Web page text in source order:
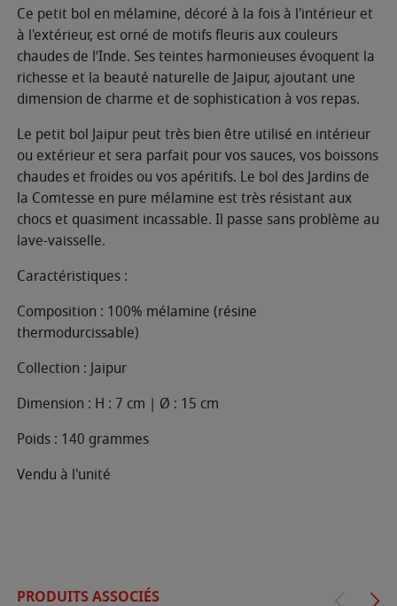
Ce petit bol en mélamine, décoré à la fois à l'intérieur et
à l'extérieur, est orné de motifs fleuris aux couleurs
chaudes de l’Inde. Ses teintes harmonieuses évoquent la
richesse et la beauté naturelle de Jaipur, ajoutant une
dimension de charme et de sophistication à vos repas.
Le petit bol Jaipur peut très bien être utilisé en intérieur
ou extérieur et sera parfait pour vos sauces, vos boissons
chaudes et froides ou vos apéritifs. Le bol des Jardins de
la Comtesse en pure mélamine est très résistant aux
chocs et quasiment incassable. Il passe sans problème au
lave-vaisselle.
Caractéristiques :
Composition : 100% mélamine (résine
thermodurcissable)
Collection : Jaipur
Dimension : H : 7 cm | Ø : 15 cm
Poids : 140 grammes
Vendu à l'unité
PRODUITS ASSOCIÉS